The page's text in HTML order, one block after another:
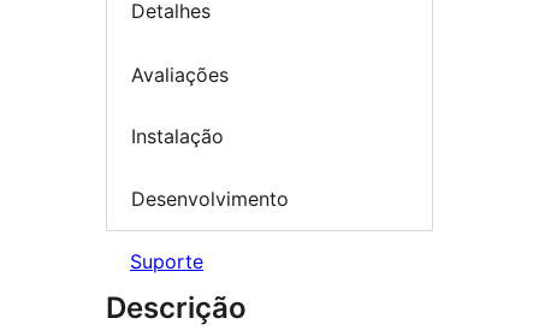
Detalhes
Avaliações
Instalação
Desenvolvimento
Suporte
Descrição